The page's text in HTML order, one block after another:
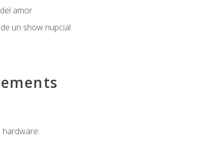
amor
un show nupcial
hardware: